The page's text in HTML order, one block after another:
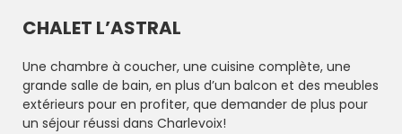
CHALET L’ASTRAL
Une chambre à coucher, une cuisine complète, une
grande salle de bain, en plus d’un balcon et des meubles
extérieurs pour en profiter, que demander de plus pour
un séjour réussi dans Charlevoix!